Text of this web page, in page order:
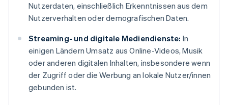
Nutzerdaten, einschließlich Erkenntnissen aus dem
Nutzerverhalten oder demografischen Daten.
Streaming- und digitale Mediendienste: In
einigen Ländern Umsatz aus Online-Videos, Musik
oder anderen digitalen Inhalten, insbesondere wenn
der Zugriff oder die Werbung an lokale Nutzer/innen
gebunden ist.